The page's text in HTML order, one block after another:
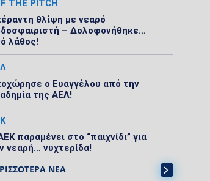
THE PITCH
θλίψη με νεαρό
– Δολοφονήθηκε…
λάθος!
ο Ευαγγέλου από την
της ΑΕΛ!
παραμένει στο “παιχνίδι” για
νεαρή… νυχτερίδα!
ΝΕΑ